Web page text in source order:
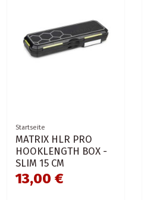
Startseite
MATRIX HLR PRO
HOOKLENGTH BOX -
SLIM 15 CM
13,00 €